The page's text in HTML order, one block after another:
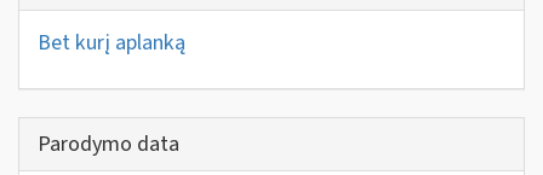
Bet kurį aplanką
Parodymo data